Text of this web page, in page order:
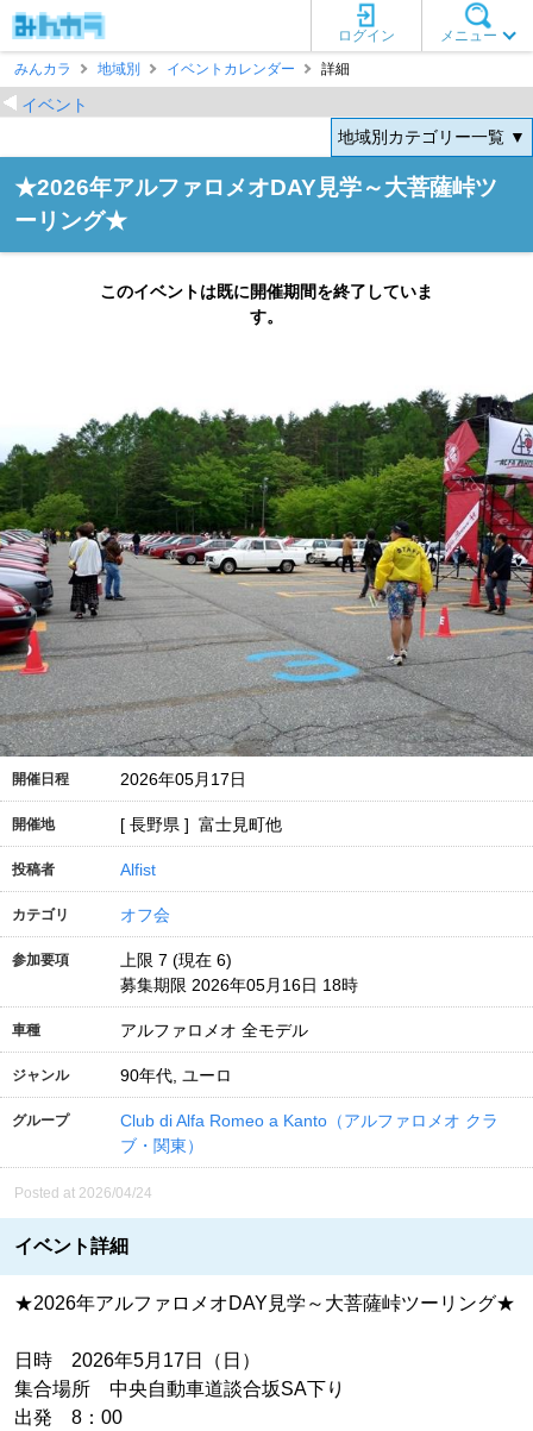
メニュー
ログイン
みんカラ
地域別 イベントカレンダー 詳細
イベント
地域別カテゴリー一覧 ▼
★2026年アルファロメオDAY見学～大菩薩峠ツ
ーリング★
このイベントは既に開催期間を終了していま
す。
開催日程 2026年05月17日
開催地 [ 長野県 ] 富士見町他
投稿者 Alfist
カテゴリ オフ会
参加要項
上限 7 (現在 6)
募集期限 2026年05月16日 18時
車種 アルファロメオ 全モデル
ジャンル 90年代, ユーロ
グループ
Club di Alfa Romeo a Kanto（アルファロメオ クラ
ブ・関東）
Posted at 2026/04/24
イベント詳細
★2026年アルファロメオDAY見学～大菩薩峠ツーリング★
日時 2026年5月17日（日）
集合場所 中央自動車道談合坂SA下り
出発 8：00